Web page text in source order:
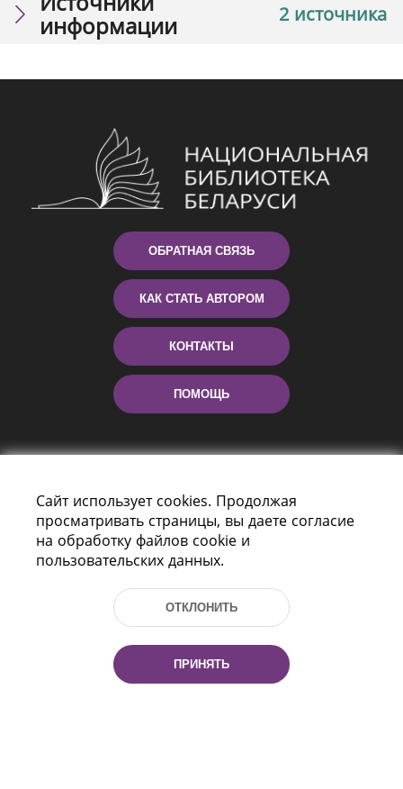
2 источника
информации
ОБРАТНАЯ СВЯЗЬ
КАК СТАТЬ АВТОРОМ
КОНТАКТЫ
ПОМОЩЬ
Пр-т Независимости 116
г. Минск, Республика Беларусь, 220114
Тел.: (+375 17) 368 37 37, Факс: (+375 17)
Эл. почта: inbox@nlb.by
Сайт использует cookies. Продолжая
просматривать страницы, вы даете согласие
на обработку файлов cookie и
пользовательских данных.
ОТКЛОНИТЬ
ПРИНЯТЬ